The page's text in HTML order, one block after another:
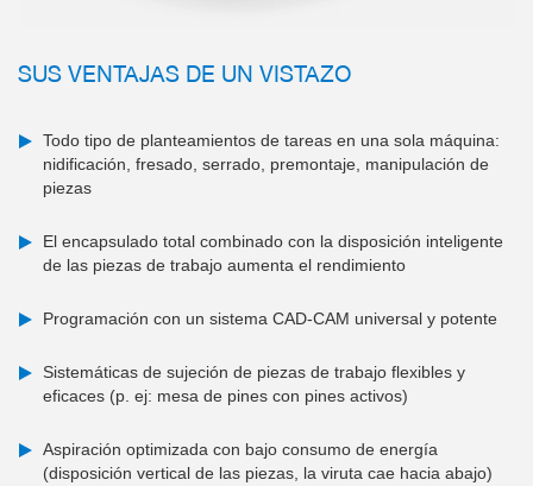
SUS VENTAJAS DE UN VISTAZO
Todo tipo de planteamientos de tareas en una sola máquina:
nidificación, fresado, serrado, premontaje, manipulación de
piezas
El encapsulado total combinado con la disposición inteligente
de las piezas de trabajo aumenta el rendimiento
Programación con un sistema CAD-CAM universal y potente
Sistemáticas de sujeción de piezas de trabajo flexibles y
eficaces (p. ej: mesa de pines con pines activos)
Aspiración optimizada con bajo consumo de energía
(disposición vertical de las piezas, la viruta cae hacia abajo)